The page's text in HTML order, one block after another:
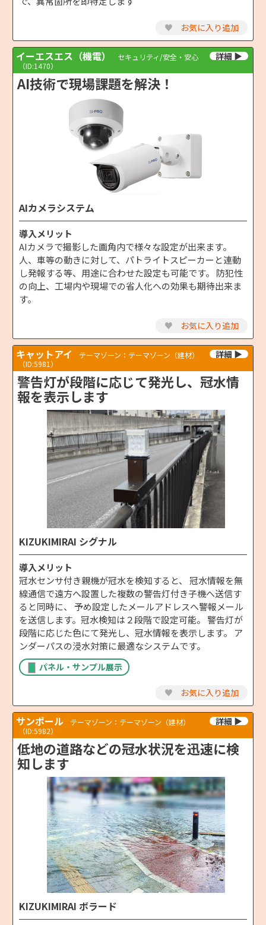
♥ お気に入り追加
イーエスエス（機電）
セキュリティ/安全・安心
（ID:1470）
AI技術で現場課題を解決！
AIカメラシステム
導入メリット
AIカメラで撮影した画角内で様々な設定が出来ます。
人、車等の動きに対して、パトライトスピーカーと連動
し発報する等、用途に合わせた設定も可能です。 防犯性
の向上、工場内や現場での省人化への効果も期待出来ま
す。
♥ お気に入り追加
キャットアイ
テーマゾーン：テーマゾーン（建材）
（ID:5981）
警告灯が段階に応じて発光し、冠水情
報を表示します
KIZUKIMIRAI シグナル
導入メリット
冠水センサ付き親機が冠水を検知すると、 冠水情報を無
線通信で遠方へ設置した複数の警告灯付き子機へ送信す
ると同時に、 予め設定したメールアドレスへ警報メール
を送信します。冠水検知は２段階で設定可能。 警告灯が
段階に応じた色にて発光し、冠水情報を表示します。 ア
ンダーパスの浸水対策に最適なシステムです。
パネル・サンプル展示
♥ お気に入り追加
サンポール
テーマゾーン：テーマゾーン（建材）
（ID:5982）
低地の道路などの冠水状況を迅速に検
知します
KIZUKIMIRAI ボラード